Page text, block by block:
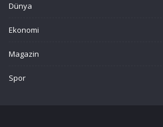
Dünya
Ekonomi
Magazin
Spor